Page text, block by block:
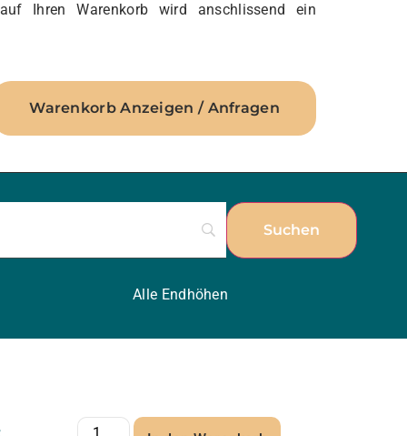
Ihren Warenkorb wird anschlissend ein
Warenkorb Anzeigen / Anfragen
Alle Endhöhen